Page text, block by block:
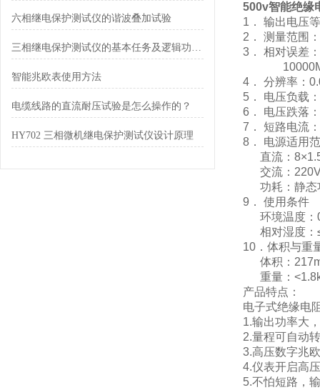
六相继电保护测试仪的谐波叠加试验
三相继电保护测试仪的基本任务及逻辑功能介绍
智能兆欧表使用方法
电缆线路的直流耐压试验是怎么操作的？
HY702 三相微机继电保护测试仪设计原理
500v智能绝缘
1． 输出电压
2． 测量范围
3． 相对误差
10000MΩ
4． 分辨率：
5． 电压负载
6． 电压跌落
7． 短路电流
8． 电源适用
直流：
交流：
功耗：静态
9． 使用条件
环境温度：
相对湿度：
10．体积与重
体积：
重量：
产品特点：
电子式绝缘电
1.输出功率大
2.量程可自动
3.高压数字兆
4.仪表开启高
5.不怕短路，